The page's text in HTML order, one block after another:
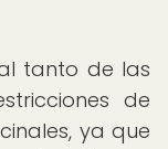
tanto de las
de
ya que